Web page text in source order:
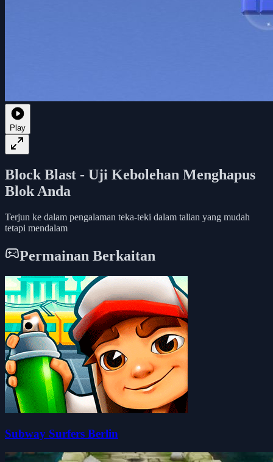
Play
Block Blast - Uji Kebolehan Menghapus
Blok Anda
Terjun ke dalam pengalaman teka-teki dalam talian yang mudah
tetapi mendalam
Permainan Berkaitan
Subway Surfers Berlin